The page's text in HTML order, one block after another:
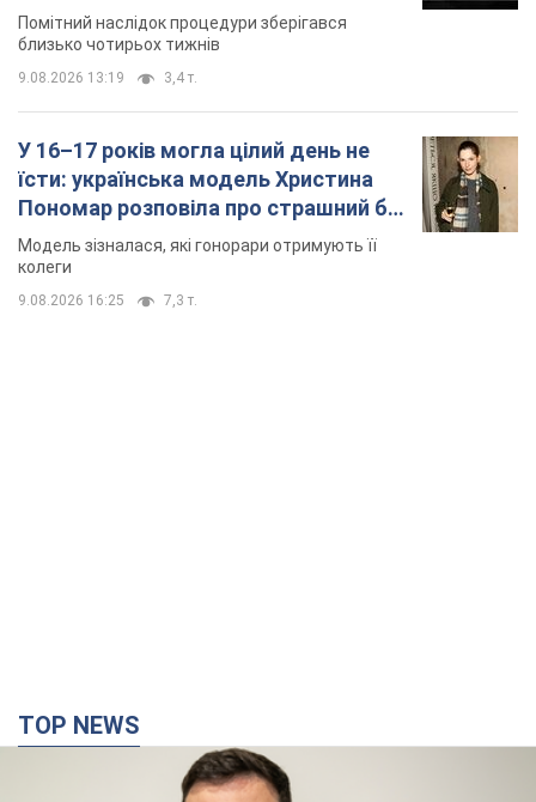
місяць
Помітний наслідок процедури зберігався
близько чотирьох тижнів
9.08.2026 13:19 3,4 т.
У 16–17 років могла цілий день не
їсти: українська модель Христина
Пономар розповіла про страшний бік
модельної кар’єри
Модель зізналася, які гонорари отримують її
колеги
9.08.2026 16:25 7,3 т.
TOP NEWS